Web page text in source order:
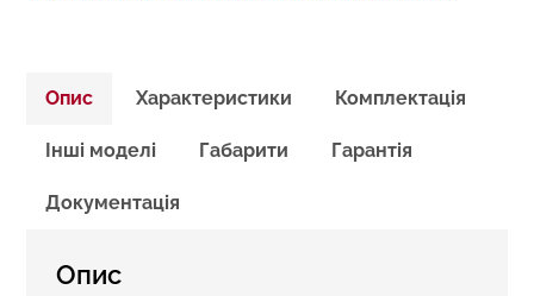
Опис Характеристики Комплектація
Інші моделі Габарити Гарантія
Документація
Опис